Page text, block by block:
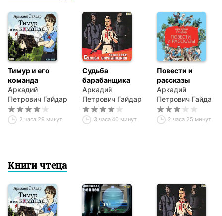
Тимур и его
команда
Аркадий
Петрович Гайдар
2 часа 29 минут
Судьба
барабанщика
Аркадий
Петрович Гайдар
3 часа 40 минут
Повести и
рассказы
Аркадий
Петрович Гайдар
2 часа 25 минут
Книги чтеца